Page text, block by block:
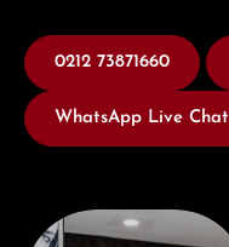
0212 73871660
WhatsApp Live Chat
Besuchen Sie uns